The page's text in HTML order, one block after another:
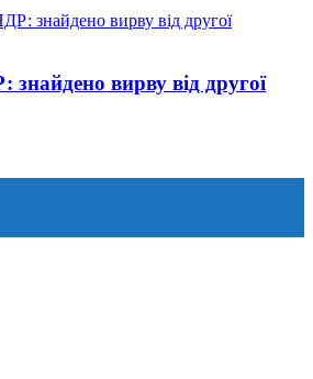
вирву від другої